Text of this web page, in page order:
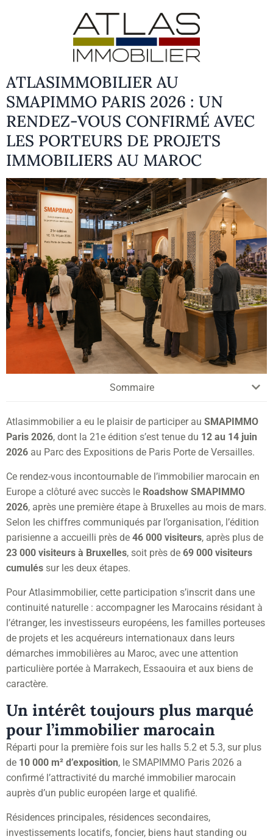
ATLASIMMOBILIER AU
SMAPIMMO PARIS 2026 : UN
RENDEZ-VOUS CONFIRMÉ AVEC
LES PORTEURS DE PROJETS
IMMOBILIERS AU MAROC
Sommaire
Atlasimmobilier a eu le plaisir de participer au SMAPIMMO
Paris 2026, dont la 21e édition s’est tenue du 12 au 14 juin
2026 au Parc des Expositions de Paris Porte de Versailles.
Ce rendez-vous incontournable de l’immobilier marocain en
Europe a clôturé avec succès le Roadshow SMAPIMMO
2026, après une première étape à Bruxelles au mois de mars.
Selon les chiffres communiqués par l’organisation, l’édition
parisienne a accueilli près de 46 000 visiteurs, après plus de
23 000 visiteurs à Bruxelles, soit près de 69 000 visiteurs
cumulés sur les deux étapes.
Pour Atlasimmobilier, cette participation s’inscrit dans une
continuité naturelle : accompagner les Marocains résidant à
l’étranger, les investisseurs européens, les familles porteuses
de projets et les acquéreurs internationaux dans leurs
démarches immobilières au Maroc, avec une attention
particulière portée à Marrakech, Essaouira et aux biens de
caractère.
Un intérêt toujours plus marqué
pour l’immobilier marocain
Réparti pour la première fois sur les halls 5.2 et 5.3, sur plus
de 10 000 m² d’exposition, le SMAPIMMO Paris 2026 a
confirmé l’attractivité du marché immobilier marocain
auprès d’un public européen large et qualifié.
Résidences principales, résidences secondaires,
investissements locatifs, foncier, biens haut standing ou